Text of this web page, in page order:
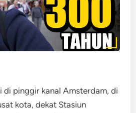
di pinggir kanal Amsterdam, di
kota, dekat Stasiun